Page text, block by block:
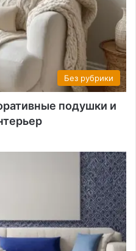
Без рубрики
подушки и